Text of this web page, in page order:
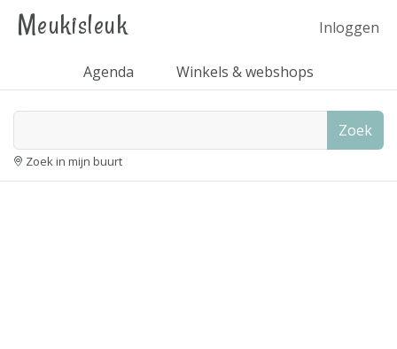
Meukisleuk Inloggen
Agenda Winkels & webshops
Zoek
Zoek in mijn buurt